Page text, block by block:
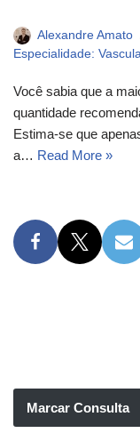
Alexandre Amato
Especialidade:
Você sabia que a
quantidade
Estima-se que
a… Read More »
Marcar Consulta